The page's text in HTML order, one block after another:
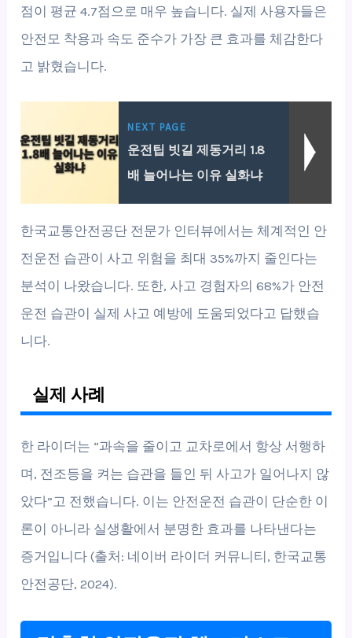
점이 평균 4.7점으로 매우 높습니다. 실제 사용자들은
안전모 착용과 속도 준수가 가장 큰 효과를 체감한다
고 밝혔습니다.
NEXT PAGE
운전팁 빗길 제동거리 1.8
배 늘어나는 이유 실화냐
한국교통안전공단 전문가 인터뷰에서는 체계적인 안
전운전 습관이 사고 위험을 최대 35%까지 줄인다는
분석이 나왔습니다. 또한, 사고 경험자의 68%가 안전
운전 습관이 실제 사고 예방에 도움되었다고 답했습
니다.
실제 사례
한 라이더는 “과속을 줄이고 교차로에서 항상 서행하
며, 전조등을 켜는 습관을 들인 뒤 사고가 일어나지 않
았다”고 전했습니다. 이는 안전운전 습관이 단순한 이
론이 아니라 실생활에서 분명한 효과를 나타낸다는
증거입니다 (출처: 네이버 라이더 커뮤니티, 한국교통
안전공단, 2024).